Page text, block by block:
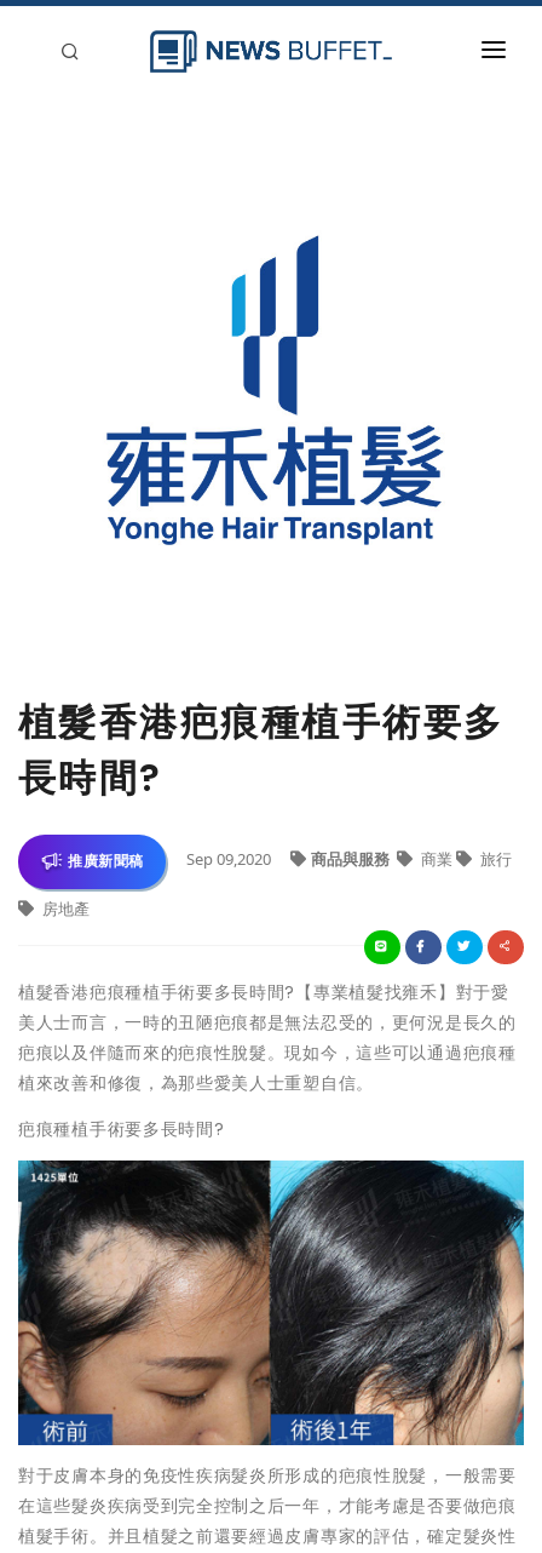
植髮香港疤痕種植手術要多
長時間?
推廣新聞稿 Sep 09,2020 商品與服務 商業 旅行
房地產
植髮香港疤痕種植手術要多長時間?【專業植髮找雍禾】對于愛
美人士而言，一時的丑陋疤痕都是無法忍受的，更何況是長久的
疤痕以及伴隨而來的疤痕性脫髮。現如今，這些可以通過疤痕種
植來改善和修復，為那些愛美人士重塑自信。
疤痕種植手術要多長時間?
對于皮膚本身的免疫性疾病髮炎所形成的疤痕性脫髮，一般需要
在這些髮炎疾病受到完全控制之后一年，才能考慮是否要做疤痕
植髮手術。并且植髮之前還要經過皮膚專家的評估，確定髮炎性